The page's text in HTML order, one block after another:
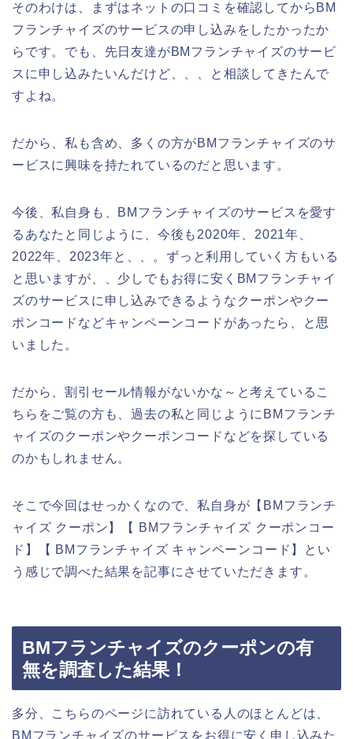
そのわけは、まずはネットの口コミを確認してからBM
フランチャイズのサービスの申し込みをしたかったか
らです。でも、先日友達がBMフランチャイズのサービ
スに申し込みたいんだけど、、、と相談してきたんで
すよね。
だから、私も含め、多くの方がBMフランチャイズのサ
ービスに興味を持たれているのだと思います。
今後、私自身も、BMフランチャイズのサービスを愛す
るあなたと同じように、今後も2020年、2021年、
2022年、2023年と、、。ずっと利用していく方もいる
と思いますが、、少しでもお得に安くBMフランチャイ
ズのサービスに申し込みできるようなクーポンやクー
ポンコードなどキャンペーンコードがあったら、と思
いました。
だから、割引セール情報がないかな～と考えているこ
ちらをご覧の方も、過去の私と同じようにBMフランチ
ャイズのクーポンやクーポンコードなどを探している
のかもしれません。
そこで今回はせっかくなので、私自身が【BMフランチ
ャイズ クーポン】【 BMフランチャイズ クーポンコー
ド】【 BMフランチャイズ キャンペーンコード】とい
う感じで調べた結果を記事にさせていただきます。
BMフランチャイズのクーポンの有
無を調査した結果！
多分、こちらのページに訪れている人のほとんどは、
BMフランチャイズのサービスをお得に安く申し込みた